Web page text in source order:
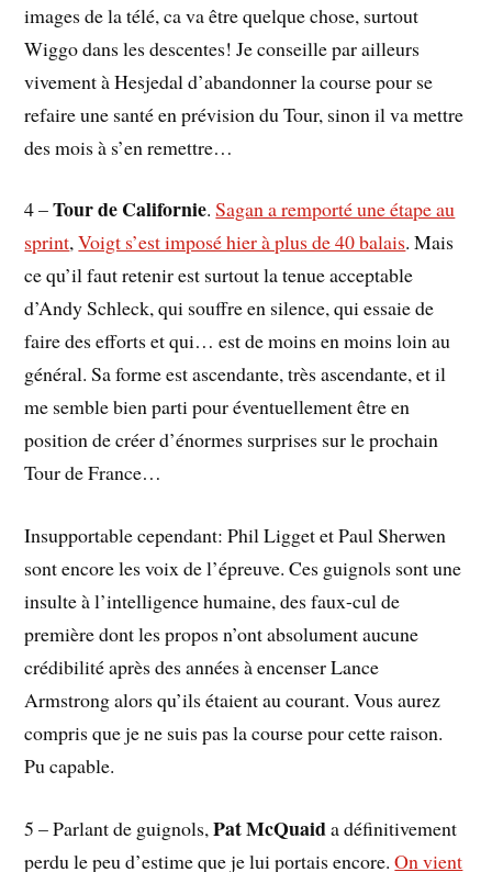
images de la télé, ca va être quelque chose, surtout
Wiggo dans les descentes! Je conseille par ailleurs
vivement à Hesjedal d’abandonner la course pour se
refaire une santé en prévision du Tour, sinon il va mettre
des mois à s’en remettre…
4 –Tour de Californie.Sagan a remporté une étape au
sprint,Voigt s’est imposé hier à plus de 40 balais. Mais
ce qu’il faut retenir est surtout la tenue acceptable
d’Andy Schleck, qui souffre en silence, qui essaie de
faire des efforts et qui… est de moins en moins loin au
général. Sa forme est ascendante, très ascendante, et il
me semble bien parti pour éventuellement être en
position de créer d’énormes surprises sur le prochain
Tour de France…
Insupportable cependant: Phil Ligget et Paul Sherwen
sont encore les voix de l’épreuve. Ces guignols sont une
insulte à l’intelligence humaine, des faux-cul de
première dont les propos n’ont absolument aucune
crédibilité après des années à encenser Lance
Armstrong alors qu’ils étaient au courant. Vous aurez
compris que je ne suis pas la course pour cette raison.
Pu capable.
5 – Parlant de guignols,Pat McQuaida définitivement
perdu le peu d’estime que je lui portais encore.On vient